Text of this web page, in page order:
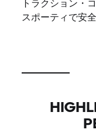
トラクション・
スポーティで安